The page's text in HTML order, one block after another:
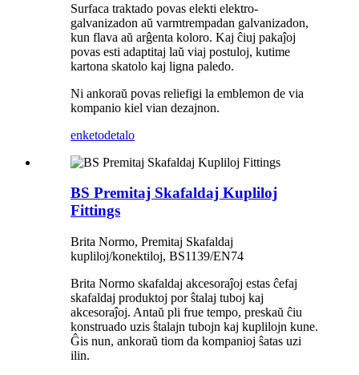
Surfaca traktado povas elekti elektro-
galvanizadon aŭ varmtrempadan galvanizadon,
kun flava aŭ arĝenta koloro. Kaj ĉiuj pakaĵoj
povas esti adaptitaj laŭ viaj postuloj, kutime
kartona skatolo kaj ligna paledo.
Ni ankoraŭ povas reliefigi la emblemon de via
kompanio kiel vian dezajnon.
enketodetalo
BS Premitaj Skafaldaj Kupliloj
Fittings
Brita Normo, Premitaj Skafaldaj
kupliloj/konektiloj, BS1139/EN74
Brita Normo skafaldaj akcesoraĵoj estas ĉefaj
skafaldaj produktoj por ŝtalaj tuboj kaj
akcesoraĵoj. Antaŭ pli frue tempo, preskaŭ ĉiu
konstruado uzis ŝtalajn tubojn kaj kuplilojn kune.
Ĝis nun, ankoraŭ tiom da kompanioj ŝatas uzi
ilin.